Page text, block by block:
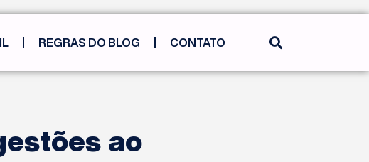
REGRAS DO BLOG CONTATO
ao